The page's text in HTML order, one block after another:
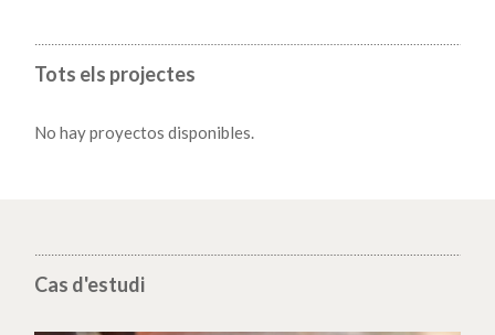
Tots els projectes
No hay proyectos disponibles.
Cas d'estudi